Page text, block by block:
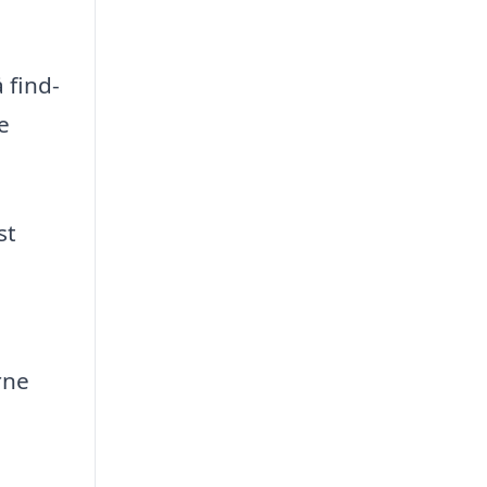
find-